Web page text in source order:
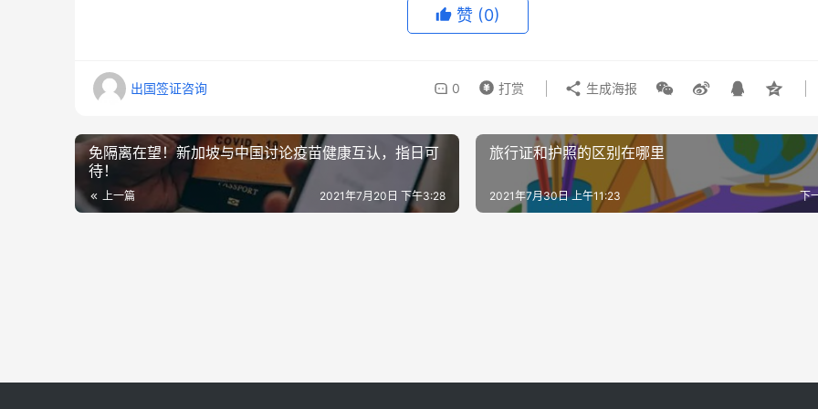
赞 (0)
出国签证咨询 0 打赏 生成海报
免隔离在望！新加坡与中国讨论疫苗健康互认，指日可
待！
上一篇 2021年7月20日 下午3:28
旅行证和护照的区别在哪里
下
2021年7月30日 上午11:23